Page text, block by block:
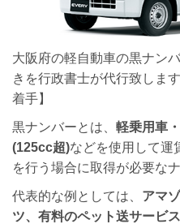
大阪府の軽自動車の黒ナン
きを行政書士が代行致しま
着手】
黒ナンバーとは、 軽乗用車
(125cc超)などを使用して運
を行う場合に取得が必要な
代表的な例としては、 アマ
ツ、有料のペット送サービス